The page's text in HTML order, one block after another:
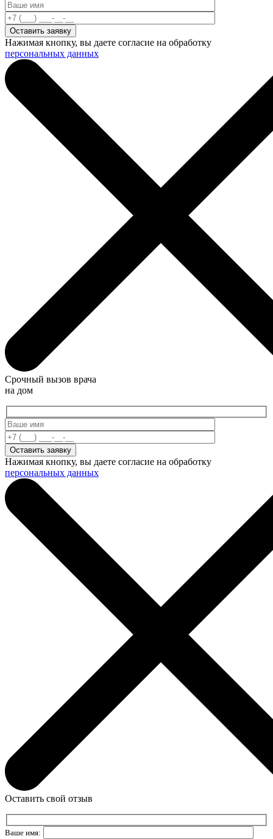
Нажимая кнопку, вы даете согласие на обработку
персональных данных
Срочный вызов врача
на дом
Нажимая кнопку, вы даете согласие на обработку
персональных данных
Оставить свой отзыв
Ваше имя: